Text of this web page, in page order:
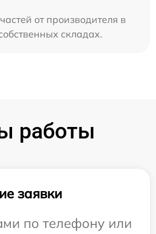
от производителя в
складах.
работы
заявки
по телефону или